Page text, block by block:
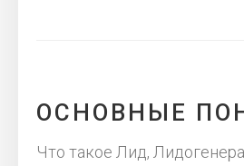
ОСНОВНЫЕ
Что такое Лид,